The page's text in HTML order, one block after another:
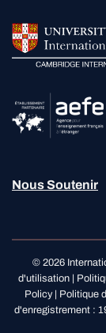
Nous Soutenir
© 2026
d'utilisation
Policy| Politique
d'enregistrement :